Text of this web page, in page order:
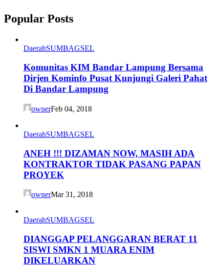
Popular Posts
DaerahSUMBAGSEL
Komunitas KIM Bandar Lampung Bersama
Dirjen Kominfo Pusat Kunjungi Galeri Pahat
Di Bandar Lampung
ownerFeb 04, 2018
DaerahSUMBAGSEL
ANEH !!! DIZAMAN NOW, MASIH ADA
KONTRAKTOR TIDAK PASANG PAPAN
PROYEK
ownerMar 31, 2018
DaerahSUMBAGSEL
DIANGGAP PELANGGARAN BERAT 11
SISWI SMKN 1 MUARA ENIM
DIKELUARKAN